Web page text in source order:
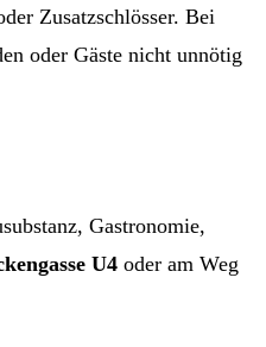
Zusatzschlösser. Bei
oder Gäste nicht unnötig
Gastronomie,
U4 oder am Weg